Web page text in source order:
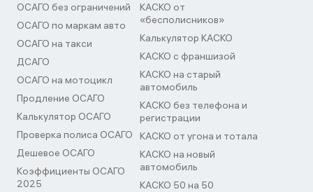
ОСАГО без ограничений
ОСАГО по маркам авто
ОСАГО на такси
ДСАГО
ОСАГО на мотоцикл
Продление ОСАГО
Калькулятор ОСАГО
Проверка полиса ОСАГО
Дешевое ОСАГО
Коэффициенты ОСАГО
2025
КАСКО от
«бесполисников»
Калькулятор КАСКО
КАСКО с франшизой
КАСКО на старый
автомобиль
КАСКО без телефона и
регистрации
КАСКО от угона и тотала
КАСКО на новый
автомобиль
КАСКО 50 на 50